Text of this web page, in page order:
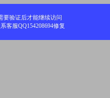
要验证后才能继续访问
客服QQ154208694修复